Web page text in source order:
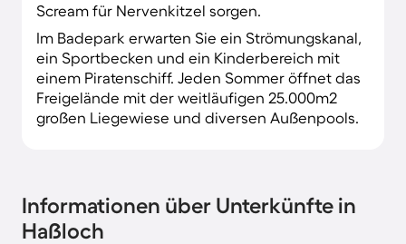
Scream für Nervenkitzel sorgen.
Im Badepark erwarten Sie ein Strömungskanal,
ein Sportbecken und ein Kinderbereich mit
einem Piratenschiff. Jeden Sommer öffnet das
Freigelände mit der weitläufigen 25.000m2
großen Liegewiese und diversen Außenpools.
Informationen über Unterkünfte in
Haßloch